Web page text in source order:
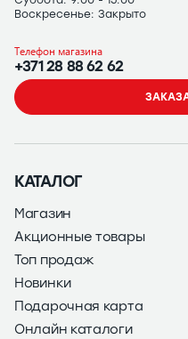
Воскресенье: Закрыто
Телефон магазина
+371 28 88 62 62
КАТАЛОГ
Магазин
Акционные товары
Топ продаж
Новинки
Подарочная карта
Онлайн каталоги